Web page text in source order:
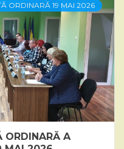
ORDINARĂ 19 MAI 2026
ORDINARĂ A